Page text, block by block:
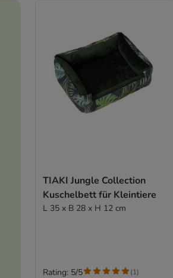
TIAKI Jungle Collection
Kuschelbett für Kleintiere
L 35 x B 28 x H 12 cm
Rating: 5/5 (1)